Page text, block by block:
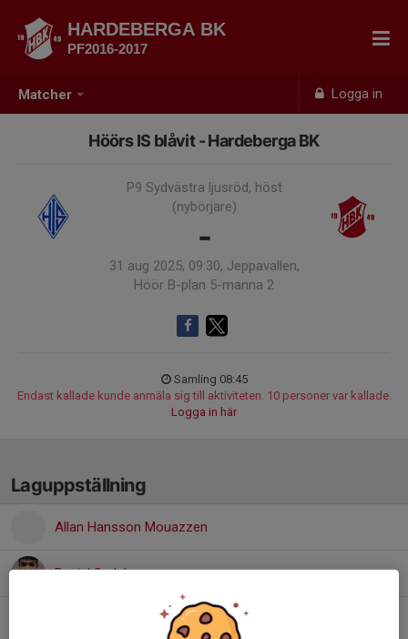
Matcher Logga in
HARDEBERGA BK
PF2016-2017
Höörs IS blåvit - Hardeberga BK
P9 Sydvästra ljusröd, höst
(nybörjare)
-
31 aug 2025, 09:30, Jeppavallen,
Höör B-plan 5-manna 2
Samling 08:45
Endast kallade kunde anmäla sig till aktiviteten. 10 personer var kallade.
Logga in här
Laguppställning
Allan Hansson Mouazzen
Daniel Sarlak